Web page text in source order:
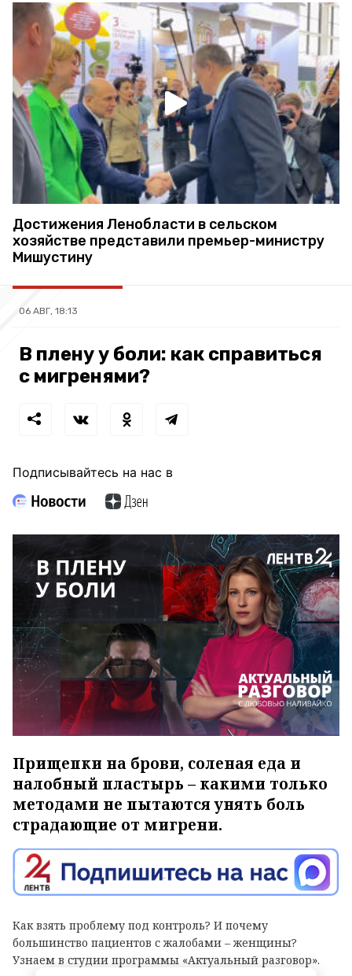
Достижения Ленобласти в сельском
хозяйстве представили премьер-министру
Мишустину
06 АВГ, 18:13
В плену у боли: как справиться
с мигренями?
Подписывайтесь на нас в
Прищепки на брови, соленая еда и
налобный пластырь – какими только
методами не пытаются унять боль
страдающие от мигрени.
Как взять проблему под контроль? И почему
большинство пациентов с жалобами – женщины?
Узнаем в студии программы «Актуальный разговор».